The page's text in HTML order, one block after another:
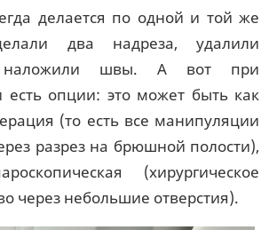
делается по одной и той же
два надреза, удалили
наложили швы. А вот при
есть опции: это может быть как
(то есть все манипуляции
разрез на брюшной полости),
(хирургическое
через небольшие отверстия).